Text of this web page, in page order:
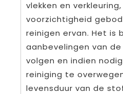
vlekken en
voorzichtigheid
reinigen ervan. Het is
aanbevelingen van
volgen en indien
reiniging te
levensduur van de